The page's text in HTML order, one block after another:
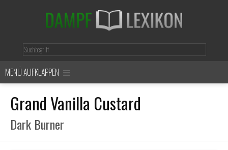
MENÜ AUFKLAPPEN
Grand Vanilla Custard
Dark Burner